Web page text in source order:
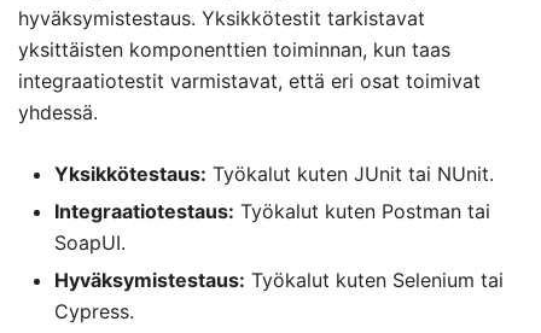
hyväksymistestaus. Yksikkötestit tarkistavat
yksittäisten komponenttien toiminnan, kun taas
integraatiotestit varmistavat, että eri osat toimivat
yhdessä.
Yksikkötestaus: Työkalut kuten JUnit tai NUnit.
Integraatiotestaus: Työkalut kuten Postman tai
SoapUI.
Hyväksymistestaus: Työkalut kuten Selenium tai
Cypress.